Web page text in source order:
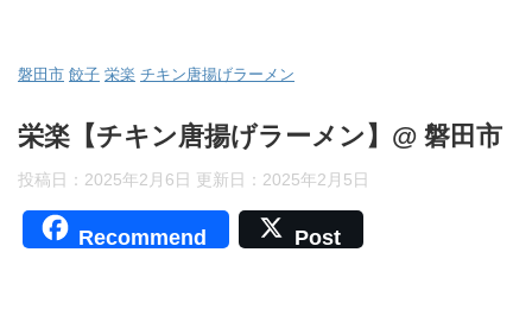
磐田市 餃子 栄楽 チキン唐揚げラーメン
栄楽【チキン唐揚げラーメン】@ 磐田市
投稿日：2025年2月6日 更新日： 2025年2月5日
Recommend Post